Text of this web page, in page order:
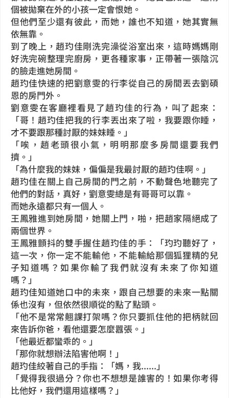
個被拋棄在外的小孩一定會恨她。
但他們至少還有彼此，而她，誰也不知道，她其實無
依無靠。
到了晚上，趙玓佳剛洗完澡從浴室出來，這時媽媽剛
好洗完碗整理完廚房，更各種家事，正帶著一張陰沉
的臉走進她房間。
趙玓佳快速的把劉意雯的行李從自己的房間丟去劉碩
恩的房門外。
劉意雯在客廳裡看見了趙玓佳的行為，叫了起來：
「哥！趙玓佳把我的行李丟出來了啦，我要跟你睡，
才不要跟那種討厭的妹妹睡。」
「唉，趙老頭很小氣，明明那麼多房間還要我們
擠。」
「為什麼我的妹妹，偏偏是我最討厭的趙玓佳啊。」
趙玓佳在關上自己房間的門之前，不動聲色地聽完了
他們的對話，真好，劉意雯總是有哥哥可以靠。
而她永遠都只有一個人。
王鳳雅進到她房間，她關上門，啪，把趙家隔絕成了
兩個世界。
王鳳雅顫抖的雙手握住趙玓佳的手：「玓玓聽好了，
這一次，你一定不能輸他，不能輸給那個狐狸精的兒
子知道嗎？如果你輸了我們就沒有未來了你知道
嗎？」
趙玓佳知道她口中的未來，跟自己想要的未來一點關
係也沒有，但依然很順從的點了點頭。
「他不是常常翹課打架嗎？你只要抓住他的把柄就回
來告訴你爸，看他還要怎麼囂張。」
「他最近都蠻乖的。」
「那你就想辦法陷害他啊！」
趙玓佳絞著自己的手指：「媽，我......」
「覺得我很過分？你也不想想是誰害的！如果你考得
比他好，我們還用這樣嗎？」